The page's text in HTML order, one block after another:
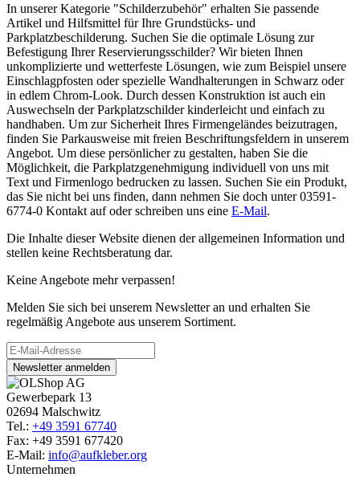
In unserer Kategorie "Schilderzubehör" erhalten Sie passende
Artikel und Hilfsmittel für Ihre Grundstücks- und
Parkplatzbeschilderung. Suchen Sie die optimale Lösung zur
Befestigung Ihrer Reservierungsschilder? Wir bieten Ihnen
unkomplizierte und wetterfeste Lösungen, wie zum Beispiel unsere
Einschlagpfosten oder spezielle Wandhalterungen in Schwarz oder
in edlem Chrom-Look. Durch dessen Konstruktion ist auch ein
Auswechseln der Parkplatzschilder kinderleicht und einfach zu
handhaben. Um zur Sicherheit Ihres Firmengeländes beizutragen,
finden Sie Parkausweise mit freien Beschriftungsfeldern in unserem
Angebot. Um diese persönlicher zu gestalten, haben Sie die
Möglichkeit, die Parkplatzgenehmigung individuell von uns mit
Text und Firmenlogo bedrucken zu lassen. Suchen Sie ein Produkt,
das Sie nicht bei uns finden, dann nehmen Sie doch unter 03591-
6774-0 Kontakt auf oder schreiben uns eine E-Mail.
Die Inhalte dieser Website dienen der allgemeinen Information und
stellen keine Rechtsberatung dar.
Keine Angebote mehr verpassen!
Melden Sie sich bei unserem Newsletter an und erhalten Sie
regelmäßig Angebote aus unserem Sortiment.
Newsletter anmelden
Gewerbepark 13
02694 Malschwitz
Tel.: +49 3591 67740
Fax: +49 3591 677420
E-Mail: info@aufkleber.org
Unternehmen